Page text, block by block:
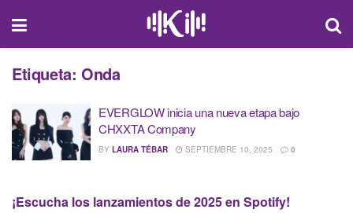
Etiqueta: Onda
EVERGLOW inicia una nueva etapa bajo
CHXXTA Company
BY LAURA TÉBAR SEPTIEMBRE 10, 2025 0
¡Escucha los lanzamientos de 2025 en Spotify!